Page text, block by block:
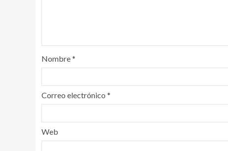
Nombre*
Correo electrónico *
Web